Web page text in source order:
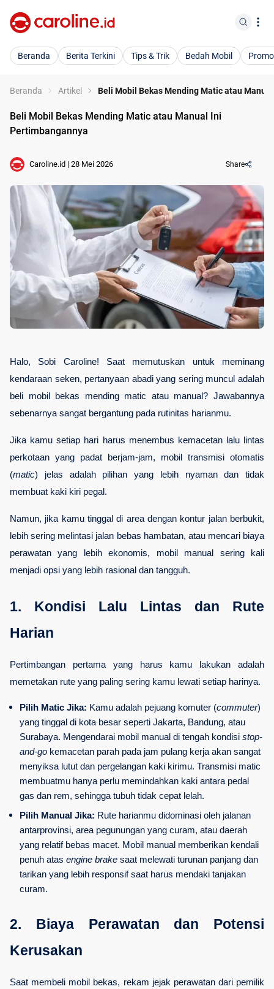
Beranda Berita Terkini Tips & Trik Bedah Mobil Promo
Beranda Artikel Beli Mobil Bekas Mending Matic atau
Beli Mobil Bekas Mending Matic atau Manual Ini
Pertimbangannya
Caroline.id | 28 Mei 2026 Share
Halo, Sobi Caroline! Saat memutuskan untuk meminang
kendaraan seken, pertanyaan abadi yang sering muncul adalah
beli mobil bekas mending matic atau manual? Jawabannya
sebenarnya sangat bergantung pada rutinitas harianmu.
Jika kamu setiap hari harus menembus kemacetan lalu lintas
perkotaan yang padat berjam-jam, mobil transmisi otomatis
(matic) jelas adalah pilihan yang lebih nyaman dan tidak
membuat kaki kiri pegal.
Namun, jika kamu tinggal di area dengan kontur jalan berbukit,
lebih sering melintasi jalan bebas hambatan, atau mencari biaya
perawatan yang lebih ekonomis, mobil manual sering kali
menjadi opsi yang lebih rasional dan tangguh.
1. Kondisi Lalu Lintas dan Rute
Harian
Pertimbangan pertama yang harus kamu lakukan adalah
memetakan rute yang paling sering kamu lewati setiap harinya.
Pilih Matic Jika: Kamu adalah pejuang komuter (commuter)
yang tinggal di kota besar seperti Jakarta, Bandung, atau
Surabaya. Mengendarai mobil manual di tengah kondisi stop-
and-go kemacetan parah pada jam pulang kerja akan sangat
menyiksa lutut dan pergelangan kaki kirimu. Transmisi matic
membuatmu hanya perlu memindahkan kaki antara pedal
gas dan rem, sehingga tubuh tidak cepat lelah.
Pilih Manual Jika: Rute harianmu didominasi oleh jalanan
antarprovinsi, area pegunungan yang curam, atau daerah
yang relatif bebas macet. Mobil manual memberikan kendali
penuh atas engine brake saat melewati turunan panjang dan
tarikan yang lebih responsif saat harus mendaki tanjakan
curam.
2. Biaya Perawatan dan Potensi
Kerusakan
Saat membeli mobil bekas, rekam jejak perawatan dari pemilik